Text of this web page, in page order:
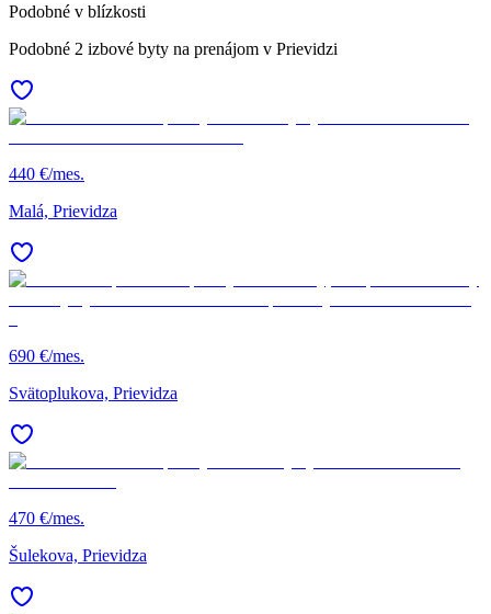
Podobné v blízkosti
Podobné 2 izbové byty na prenájom v Prievidzi
440 €/mes.
Malá, Prievidza
690 €/mes.
Svätoplukova, Prievidza
470 €/mes.
Šulekova, Prievidza